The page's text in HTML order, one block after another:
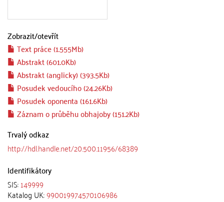
Zobrazit/otevřít
Text práce (1.555Mb)
Abstrakt (601.0Kb)
Abstrakt (anglicky) (393.5Kb)
Posudek vedoucího (24.26Kb)
Posudek oponenta (161.6Kb)
Záznam o průběhu obhajoby (151.2Kb)
Trvalý odkaz
http://hdl.handle.net/20.500.11956/68389
Identifikátory
SIS:149999
Katalog UK:990019974570106986